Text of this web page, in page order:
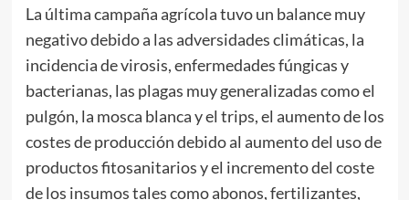
La última campaña agrícola tuvo un balance muy
negativo debido a las adversidades climáticas, la
incidencia de virosis, enfermedades fúngicas y
bacterianas, las plagas muy generalizadas como el
pulgón, la mosca blanca y el trips, el aumento de los
costes de producción debido al aumento del uso de
productos fitosanitarios y el incremento del coste
de los insumos tales como abonos, fertilizantes,